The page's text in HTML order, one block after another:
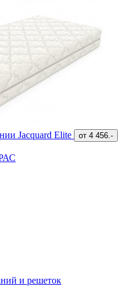
Jacquard Elite от 4 456.-
и решеток